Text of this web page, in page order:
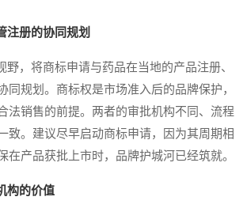
注册的协同规划
，将商标申请与药品在当地的产品注册、
同规划。商标权是市场准入后的品牌保护，
法销售的前提。两者的审批机构不同、流程
致。建议尽早启动商标申请，因为其周期相
在产品获批上市时，品牌护城河已经筑就。
构的价值